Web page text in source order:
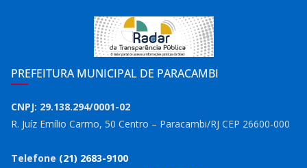
PREFEITURA MUNICIPAL DE PARACAMBI
CNPJ: 29.138.294/0001-02
R. Juíz Emílio Carmo, 50 Centro – Paracambi/RJ CEP 26600-000
Telefone (21) 2683-9100